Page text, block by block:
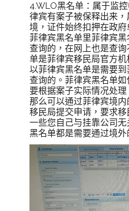
4.WLO黑名单：属于监
律宾有案子被保释出来
境，证件始终扣押在政
菲律宾黑名单里菲律宾
查询的，在网上也是查
单是菲律宾移民局官方
以菲律宾黑名单是需要
查询的。菲律宾黑名单
要根据案子实际情况处
那么可以通过菲律宾境
移民局提交申请，要求
一些您自己与挂靠公司
黑名单都是需要通过境外